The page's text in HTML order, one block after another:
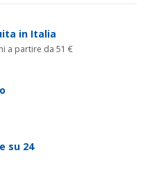
in Italia
a partire da 51 €
su 24